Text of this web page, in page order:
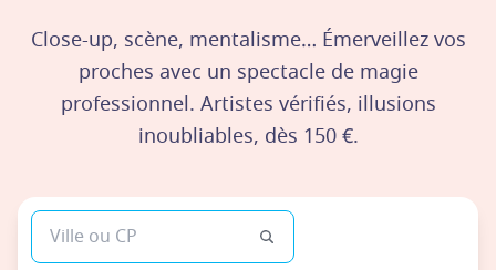
Close-up, scène, mentalisme… Émerveillez vos
proches avec un spectacle de magie
professionnel. Artistes vérifiés, illusions
inoubliables, dès 150 €.